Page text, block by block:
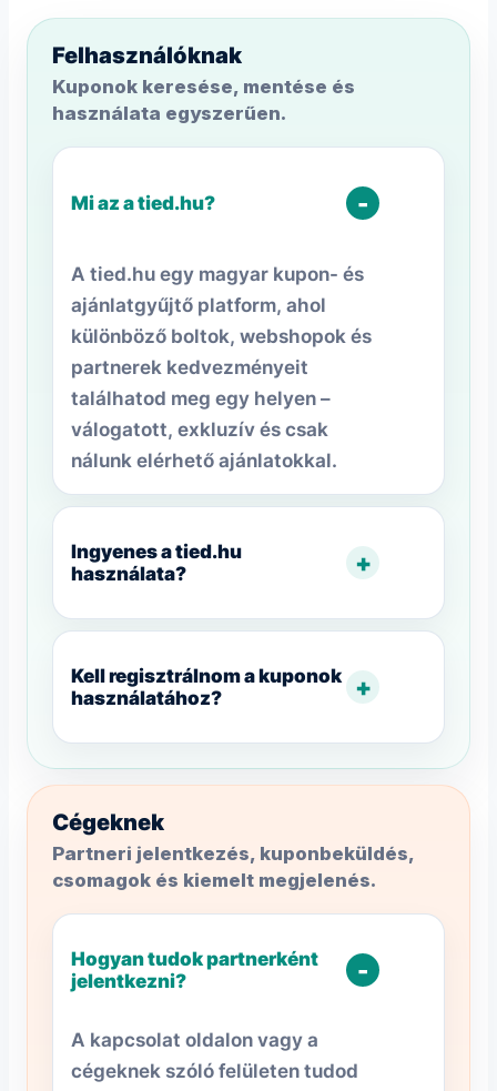
Felhasználóknak
Kuponok keresése, mentése és
használata egyszerűen.
Mi az a tied.hu? -
A tied.hu egy magyar kupon- és
ajánlatgyűjtő platform, ahol
különböző boltok, webshopok és
partnerek kedvezményeit
találhatod meg egy helyen –
válogatott, exkluzív és csak
nálunk elérhető ajánlatokkal.
Ingyenes a tied.hu
használata?
+
Kell regisztrálnom a kuponok
használatához?
+
Cégeknek
Partneri jelentkezés, kuponbeküldés,
csomagok és kiemelt megjelenés.
Hogyan tudok partnerként
jelentkezni?
-
A kapcsolat oldalon vagy a
cégeknek szóló felületen tudod